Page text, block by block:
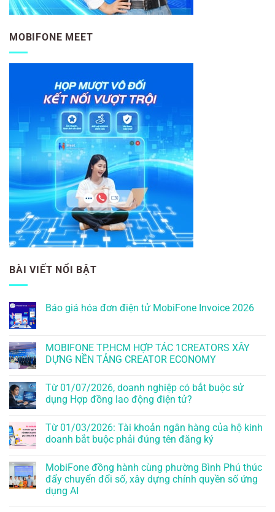
MOBIFONE MEET
BÀI VIẾT NỔI BẬT
Báo giá hóa đơn điện tử MobiFone Invoice 2026
MOBIFONE TP.HCM HỢP TÁC 1CREATORS XÂY
DỰNG NỀN TẢNG CREATOR ECONOMY
Từ 01/07/2026, doanh nghiệp có bắt buộc sử
dụng Hợp đồng lao động điện tử?
Từ 01/03/2026: Tài khoản ngân hàng của hộ kinh
doanh bắt buộc phải đúng tên đăng ký
MobiFone đồng hành cùng phường Bình Phú thúc
đẩy chuyển đổi số, xây dựng chính quyền số ứng
dụng AI